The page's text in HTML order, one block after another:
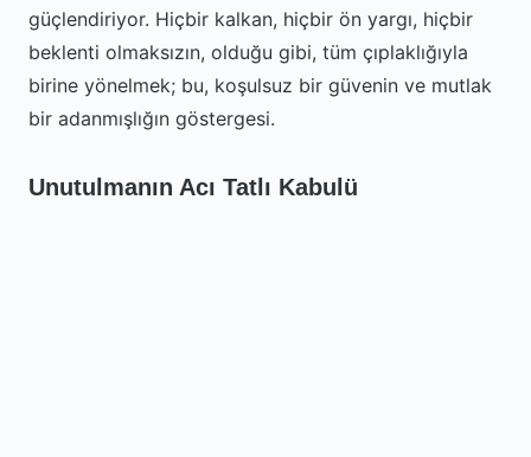
güçlendiriyor. Hiçbir kalkan, hiçbir ön yargı, hiçbir
beklenti olmaksızın, olduğu gibi, tüm çıplaklığıyla
birine yönelmek; bu, koşulsuz bir güvenin ve mutlak
bir adanmışlığın göstergesi.
Unutulmanın Acı Tatlı Kabulü